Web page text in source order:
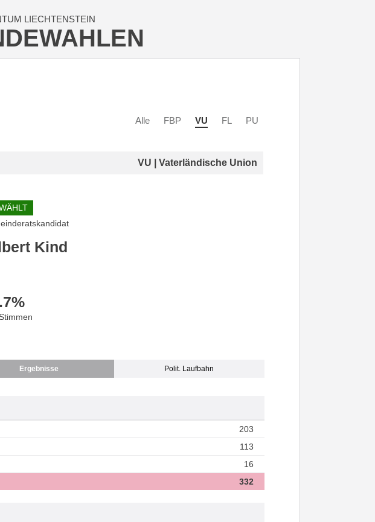
LIECHTENSTEIN
Alle FBP VU FL PU
VU | Vaterländische Union
Kind
%
Ergebnisse Polit. Laufbahn
203
113
16
332